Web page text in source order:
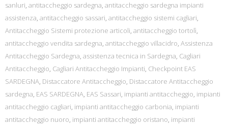
sanluri, antitaccheggio sardegna, antitaccheggio sardegna impianti
assistenza, antitaccheggio sassari, antitaccheggio sistemi cagliari,
Antitaccheggio Sistemi protezione articoli, antitaccheggio tortolì,
antitaccheggio vendita sardegna, antitaccheggio villacidro, Assistenza
Antitaccheggio Sardegna, assistenza tecnica in Sardegna, Cagliari
Antitaccheggio, Cagliari Antitaccheggio Impianti, Checkpoint EAS
SARDEGNA, Distaccatore Antitaccheggio, Distaccatore Antitaccheggio
sardegna, EAS SARDEGNA, EAS Sassari, impianti antitaccheggio, impianti
antitaccheggio cagliari, impianti antitaccheggio carbonia, impianti
antitaccheggio nuoro, impianti antitaccheggio oristano, impianti